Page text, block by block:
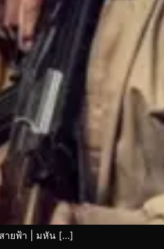
สายฟ้า | มหัน […]